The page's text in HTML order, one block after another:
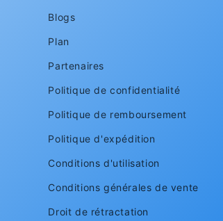
Blogs
Plan
Partenaires
Politique de confidentialité
Politique de remboursement
Politique d'expédition
Conditions d'utilisation
Conditions générales de vente
Droit de rétractation